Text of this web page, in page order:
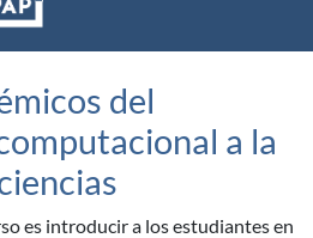
del
a la
es introducir a los estudiantes en